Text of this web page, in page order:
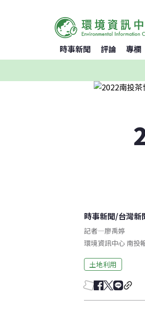
時事新聞 評論 專欄
時事新聞/台灣新
記者—廖禹婷
環境資訊中心 南投
土地利用